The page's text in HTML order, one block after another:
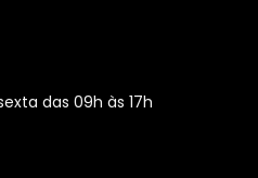
das 09h às 17h